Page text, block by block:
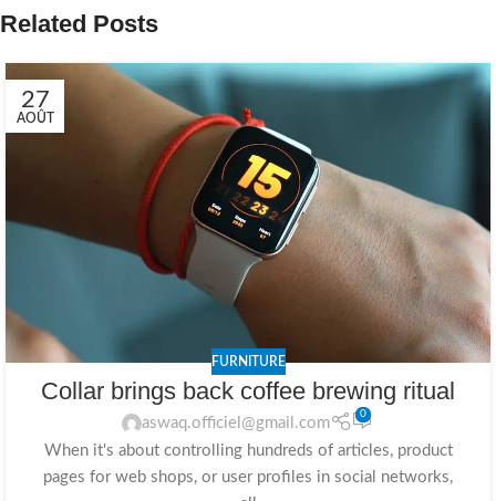
Related Posts
27
AOÛT
FURNITURE
Collar brings back coffee brewing ritual
aswaq.officiel@gmail.com
0
When it's about controlling hundreds of articles, product
pages for web shops, or user profiles in social networks,